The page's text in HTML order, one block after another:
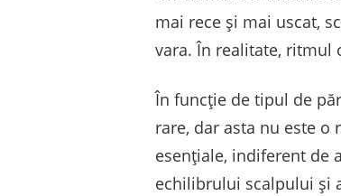
mai rece și mai uscat,
vara. În realitate, ritmul
În funcție de tipul de
rare, dar asta nu este o
esențiale, indiferent de
echilibrului scalpului și